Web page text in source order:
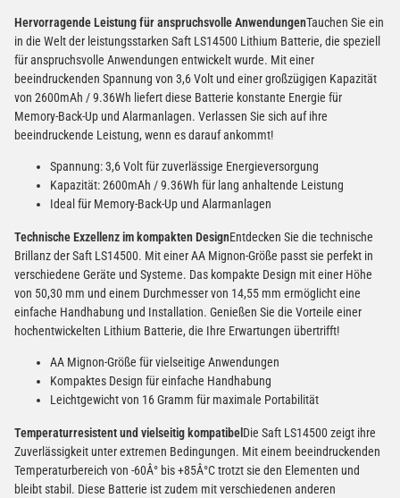
Hervorragende Leistung für anspruchsvolle AnwendungenTauchen Sie ein
in die Welt der leistungsstarken Saft LS14500 Lithium Batterie, die speziell
für anspruchsvolle Anwendungen entwickelt wurde. Mit einer
beeindruckenden Spannung von 3,6 Volt und einer großzügigen Kapazität
von 2600mAh / 9.36Wh liefert diese Batterie konstante Energie für
Memory-Back-Up und Alarmanlagen. Verlassen Sie sich auf ihre
beeindruckende Leistung, wenn es darauf ankommt!
Spannung: 3,6 Volt für zuverlässige Energieversorgung
Kapazität: 2600mAh / 9.36Wh für lang anhaltende Leistung
Ideal für Memory-Back-Up und Alarmanlagen
Technische Exzellenz im kompakten DesignEntdecken Sie die technische
Brillanz der Saft LS14500. Mit einer AA Mignon-Größe passt sie perfekt in
verschiedene Geräte und Systeme. Das kompakte Design mit einer Höhe
von 50,30 mm und einem Durchmesser von 14,55 mm ermöglicht eine
einfache Handhabung und Installation. Genießen Sie die Vorteile einer
hochentwickelten Lithium Batterie, die Ihre Erwartungen übertrifft!
AA Mignon-Größe für vielseitige Anwendungen
Kompaktes Design für einfache Handhabung
Leichtgewicht von 16 Gramm für maximale Portabilität
Temperaturresistent und vielseitig kompatibel Die Saft LS14500 zeigt ihre
Zuverlässigkeit unter extremen Bedingungen. Mit einem beeindruckenden
Temperaturbereich von -60Â° bis +85Â°C trotzt sie den Elementen und
bleibt stabil. Diese Batterie ist zudem mit verschiedenen anderen